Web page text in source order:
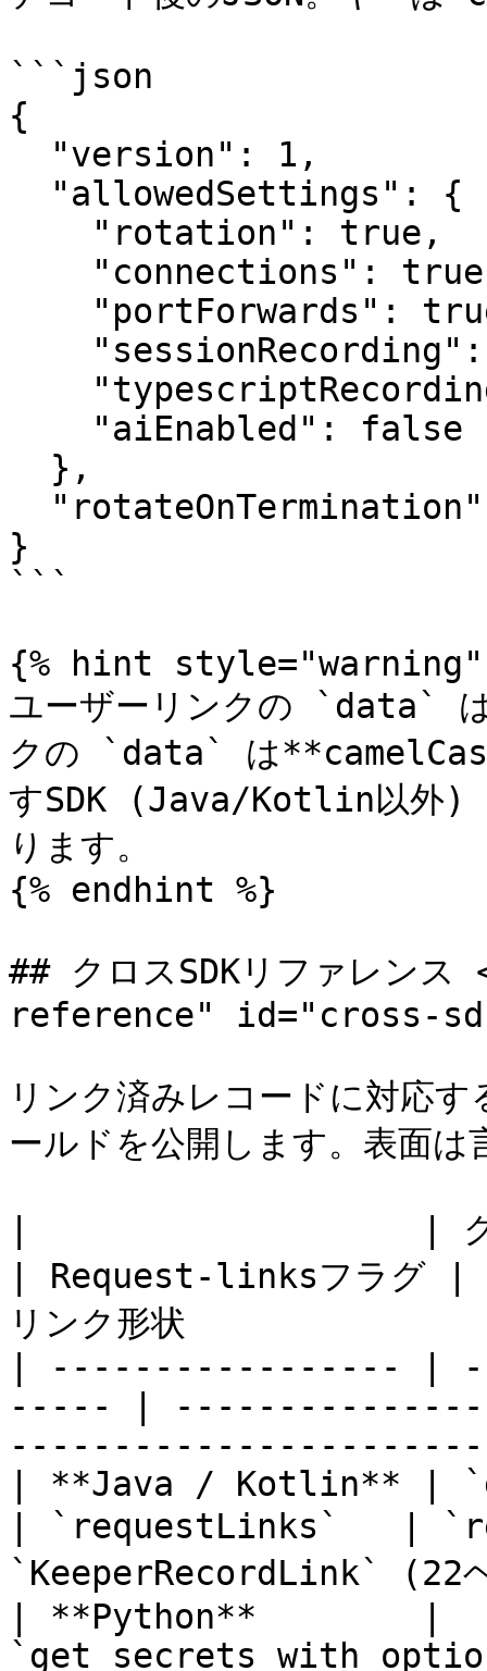
```json
{
}
```
{% hint style="warning"
ユーザーリンクの `data`
クの `data` は
すSDK (Java/Kotlin以外)
ります。
{% endhint %}
## クロスSDKリファレン
reference" id="cross-
リンク済みレコードに対応
ールドを公開します。表面は
|                   | クエ
| Request-linksフラ
リンク形状
| ----------------- |
----- |
| **Java / Kotlin** |
| `requestLinks`   |
`KeeperRecordLink` (22
| **Python**        |